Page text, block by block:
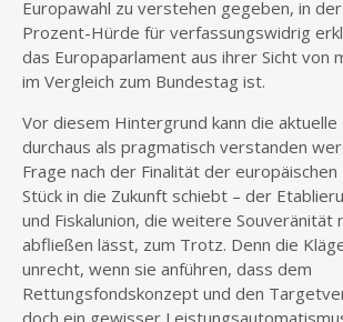
Europawahl zu verstehen gegeben, in
Prozent-Hürde für verfassungswidrig
das Europaparlament aus ihrer Sicht von
im Vergleich zum Bundestag ist.
Vor diesem Hintergrund kann die aktuelle
durchaus als pragmatisch verstanden
Frage nach der Finalität der europäischen
Stück in die Zukunft schiebt – der
und Fiskalunion, die weitere Souveränität
abfließen lässt, zum Trotz. Denn die
unrecht, wenn sie anführen, dass dem
Rettungsfondskonzept und den
doch ein gewisser